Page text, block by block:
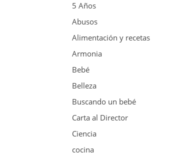
5 Años
Abusos
Alimentación y recetas
Armonia
Bebé
Belleza
Buscando un bebé
Carta al Director
Ciencia
cocina